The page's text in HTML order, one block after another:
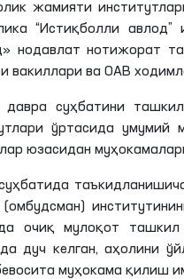
жамияти
“Истиқболли
нодавлат нотижорат
вакиллари ва ОАВ
давра суҳбатини
ўртасида умумий
юзасидан
(омбудсман)
очиқ мулоқот
дуч келган, аҳолини
муҳокама қилиш